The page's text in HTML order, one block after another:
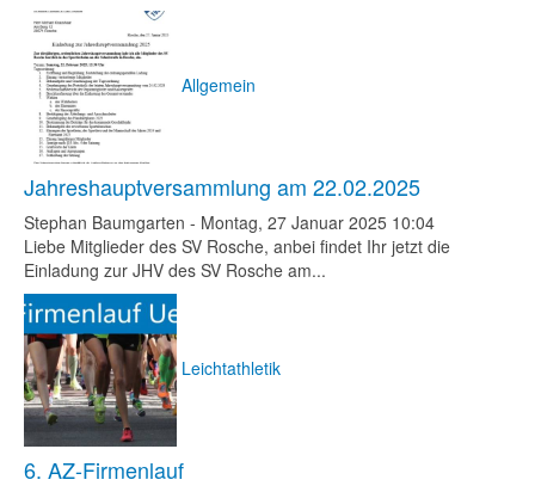
Allgemein
Jahreshauptversammlung am 22.02.2025
Stephan Baumgarten - Montag, 27 Januar 2025 10:04
Liebe Mitglieder des SV Rosche, anbei findet Ihr jetzt die
Einladung zur JHV des SV Rosche am...
Leichtathletik
6. AZ-Firmenlauf